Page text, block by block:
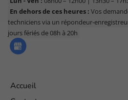
En dehors de ces heures : Vos
techniciens via un répondeur-
jours fériés de 08h à 20h
Accueil